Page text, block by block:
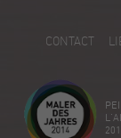
Voir le
CONTACT